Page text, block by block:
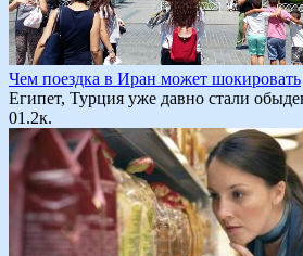
Чем поездка в Иран может шокировать
Египет, Турция уже давно стали
01.2к.